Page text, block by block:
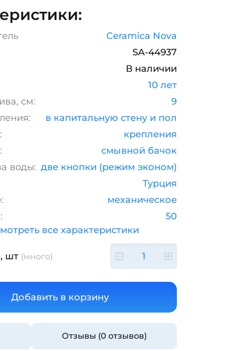
Ceramica Nova
SA-44937
В наличии
10 лет
см:
9
в капитальную стену и пол
крепления
смывной бачок
воды: две кнопки (режим эконом)
Турция
механическое
50
все характеристики
шт (много)
Отзывы (0 отзывов)